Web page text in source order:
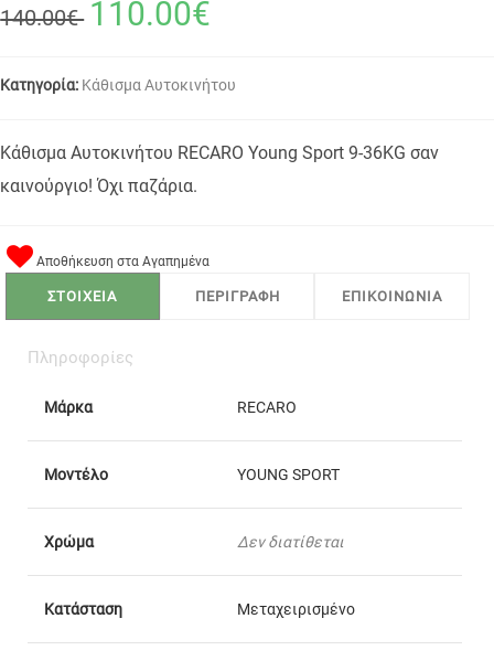
140.00€ 110.00€
Κατηγορία: Κάθισμα Αυτοκινήτου
Κάθισμα Αυτοκινήτου RECARO Young Sport 9-36KG σαν
καινούργιο! Όχι παζάρια.
Αποθήκευση στα Αγαπημένα
ΣΤΟΙΧΕΙΑ ΠΕΡΙΓΡΑΦΗ ΕΠΙΚΟΙΝΩΝΙΑ
Πληροφορίες
Μάρκα RECARO
Μοντέλο YOUNG SPORT
Χρώμα Δεν διατίθεται
Κατάσταση Μεταχειρισμένο